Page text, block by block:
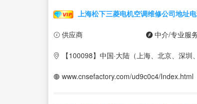
上海松下三菱电机空调维修公司地址
供应商 中介/专业服
【100098】中国·大陆（上海、北京、深圳
www.cnsefactory.com/ud9c0c4/Index.html